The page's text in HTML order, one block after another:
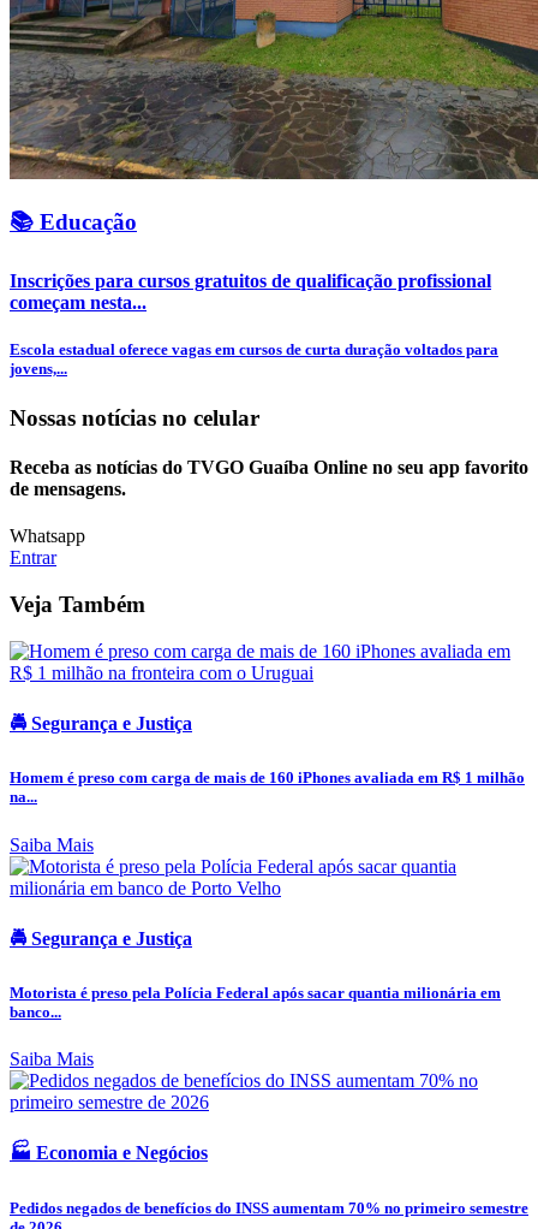
📚 Educação
Inscrições para cursos gratuitos de qualificação profissional
começam nesta...
Escola estadual oferece vagas em cursos de curta duração voltados para
jovens,...
Nossas notícias no celular
Receba as notícias do TVGO Guaíba Online no seu app favorito
de mensagens.
Whatsapp
Entrar
Veja Também
🚔 Segurança e Justiça
Homem é preso com carga de mais de 160 iPhones avaliada em R$ 1 milhão
na...
Saiba Mais
🚔 Segurança e Justiça
Motorista é preso pela Polícia Federal após sacar quantia milionária em
banco...
Saiba Mais
🏭 Economia e Negócios
Pedidos negados de benefícios do INSS aumentam 70% no primeiro semestre